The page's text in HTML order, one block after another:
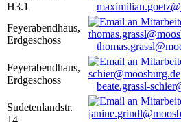
H3.1
Feyerabendhaus,
Erdgeschoss
Feyerabendhaus,
Erdgeschoss
beate.grassl-
Sudetenlandstr.
14